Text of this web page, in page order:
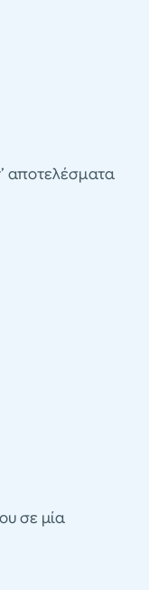
αποτελέσματα
σε μία